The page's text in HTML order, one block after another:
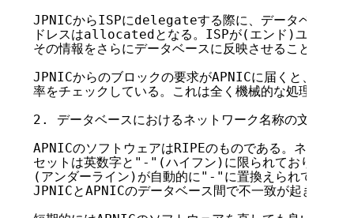
JPNICからISPにdelegateする際に、データベースに
ドレスはallocatedとなる。ISPが(エンド)ユーザ
その情報をさらにデータベースに反映させることが必要
JPNICからのブロックの要求がAPNICに届くと、この
率をチェックしている。これは全く機械的な処理である
2. データベースにおけるネットワーク名称の文字セッ
APNICのソフトウェアはRIPEのものである。ネットワ
セットは英数字と"-"(ハイフン)に限られており、特
(アンダーライン)が自動的に"-"に置換えられてしまう
JPNICとAPNICのデータベース間で不一致が起きたこ